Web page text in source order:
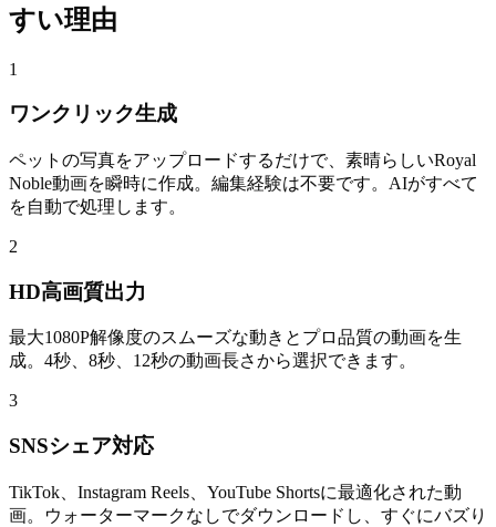
すい理由
1
ワンクリック生成
ペットの写真をアップロードするだけで、素晴らしいRoyal
Noble動画を瞬時に作成。編集経験は不要です。AIがすべて
を自動で処理します。
2
HD高画質出力
最大1080P解像度のスムーズな動きとプロ品質の動画を生
成。4秒、8秒、12秒の動画長さから選択できます。
3
SNSシェア対応
TikTok、Instagram Reels、YouTube Shortsに最適化された動
画。ウォーターマークなしでダウンロードし、すぐにバズり